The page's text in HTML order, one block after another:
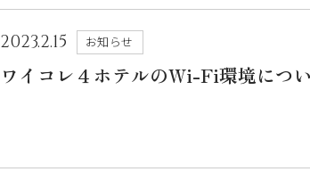
2023.2.15 お知らせ
ワイコレ４ホテルのWi-Fi環境につ